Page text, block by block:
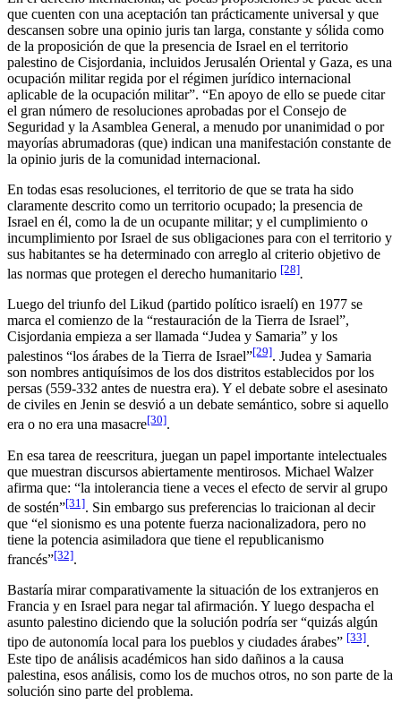
que cuenten con una aceptación tan prácticamente universal y que
descansen sobre una opinio juris tan larga, constante y sólida como
de la proposición de que la presencia de Israel en el territorio
palestino de Cisjordania, incluidos Jerusalén Oriental y Gaza, es una
ocupación militar regida por el régimen jurídico internacional
aplicable de la ocupación militar”. “En apoyo de ello se puede citar
el gran número de resoluciones aprobadas por el Consejo de
Seguridad y la Asamblea General, a menudo por unanimidad o por
mayorías abrumadoras (que) indican una manifestación constante de
la opinio juris de la comunidad internacional.
En todas esas resoluciones, el territorio de que se trata ha sido
claramente descrito como un territorio ocupado; la presencia de
Israel en él, como la de un ocupante militar; y el cumplimiento o
incumplimiento por Israel de sus obligaciones para con el territorio y
sus habitantes se ha determinado con arreglo al criterio objetivo de
las normas que protegen el derecho humanitario [28].
Luego del triunfo del Likud (partido político israelí) en 1977 se
marca el comienzo de la “restauración de la Tierra de Israel”,
Cisjordania empieza a ser llamada “Judea y Samaria” y los
palestinos “los árabes de la Tierra de Israel”[29]. Judea y Samaria
son nombres antiquísimos de los dos distritos establecidos por los
persas (559-332 antes de nuestra era). Y el debate sobre el asesinato
de civiles en Jenin se desvió a un debate semántico, sobre si aquello
era o no era una masacre[30].
En esa tarea de reescritura, juegan un papel importante intelectuales
que muestran discursos abiertamente mentirosos. Michael Walzer
afirma que: “la intolerancia tiene a veces el efecto de servir al grupo
de sostén”[31]. Sin embargo sus preferencias lo traicionan al decir
que “el sionismo es una potente fuerza nacionalizadora, pero no
tiene la potencia asimiladora que tiene el republicanismo
francés”[32].
Bastaría mirar comparativamente la situación de los extranjeros en
Francia y en Israel para negar tal afirmación. Y luego despacha el
asunto palestino diciendo que la solución podría ser “quizás algún
tipo de autonomía local para los pueblos y ciudades árabes” [33].
Este tipo de análisis académicos han sido dañinos a la causa
palestina, esos análisis, como los de muchos otros, no son parte de la
solución sino parte del problema.